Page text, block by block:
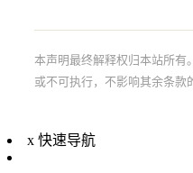
本声明最终解释权归本站所
或不可执行，不影响其余条款
x 快速导航